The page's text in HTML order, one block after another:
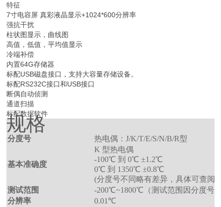
特征
7寸电容屏 真彩液晶显示+1024*600分辨率
强抗干扰
柱状图显示，曲线图
高值，低值，平均值显示
冷端补偿
内置64G存储器
标配USB磁盘接口，支持大容量存储设备。
标配RS232C接口和USB接口
断偶自动侦测
通道扫描
标配数据软件
规格
分度号 热电偶：J/K/T/E/S/N/B/R型
基本准确度
K 型热电偶
-100℃ 到 0℃ ±1.2℃
0℃ 到 1350℃ ±0.8℃
(分度号不同略有差异，具体可查阅
测试范围
-200℃~1800℃（测试范围因分度号
分辨率
0.01℃